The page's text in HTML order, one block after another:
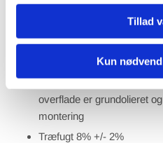
Tillad
Kun
Et stærkt og formstabilt
Kan lægges "svømmende
5g kliksystem)
Leveres med følgende
overflade er grundolieret
montering
Træfugt 8% +/- 2%